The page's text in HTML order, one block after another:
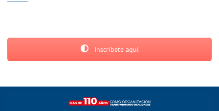
Inscríbete aquí